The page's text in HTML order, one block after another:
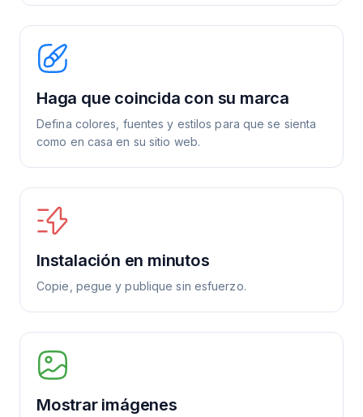
Haga que coincida con su marca
Defina colores, fuentes y estilos para que se sienta
como en casa en su sitio web.
Instalación en minutos
Copie, pegue y publique sin esfuerzo.
Mostrar imágenes